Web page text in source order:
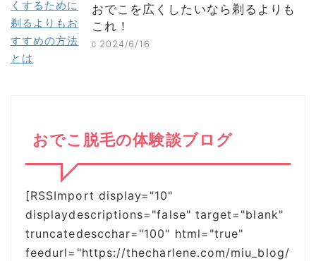
おでこを広くしたいなら剃るよりも
これ！
2024/6/16
おでこ脱毛の体験談ブログ
[RSSImport display="10"
displaydescriptions="false" target="blank"
truncatedescchar="100" html="true"
feedurl="https://thecharlene.com/miu_blog/